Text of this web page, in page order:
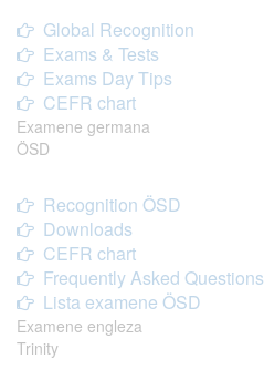
Global Recognition
Exams & Tests
Exams Day Tips
CEFR chart
Examene germana
ÖSD
Recognition ÖSD
Downloads
CEFR chart
Frequently Asked Questions
Lista examene ÖSD
Examene engleza
Trinity